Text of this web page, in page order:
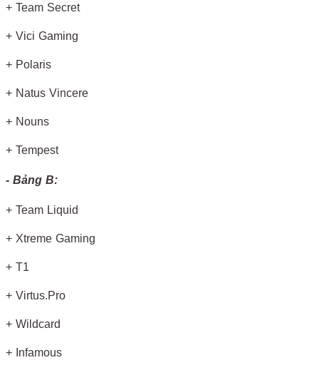
+ Team Secret
+ Vici Gaming
+ Polaris
+ Natus Vincere
+ Nouns
+ Tempest
- Bảng B:
+ Team Liquid
+ Xtreme Gaming
+ T1
+ Virtus.Pro
+ Wildcard
+ Infamous